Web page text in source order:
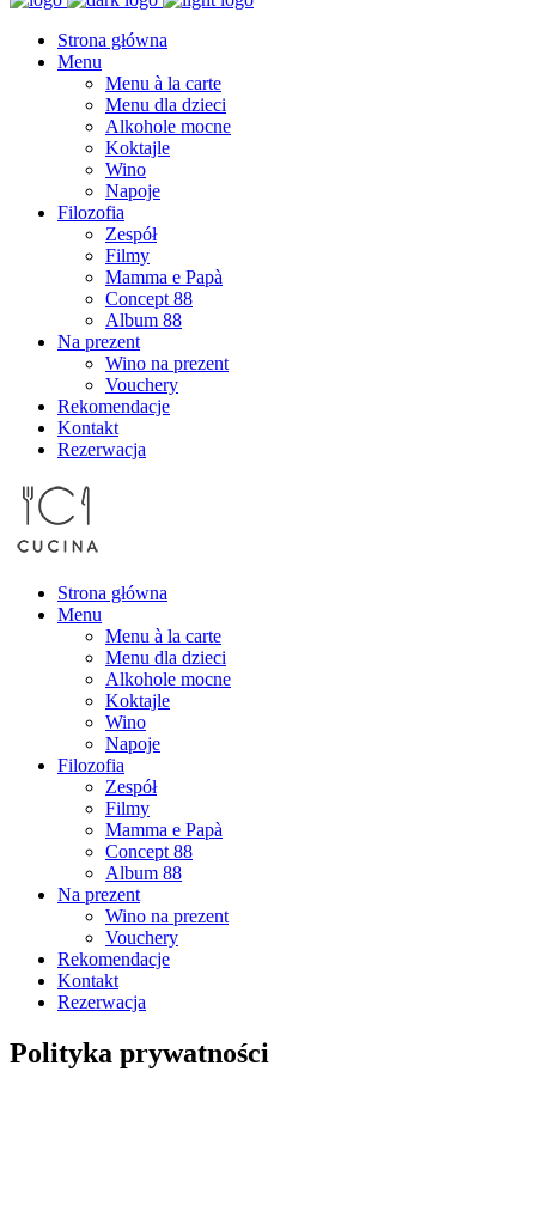
Strona główna
Menu
Menu à la carte
Menu dla dzieci
Alkohole mocne
Koktajle
Wino
Napoje
Filozofia
Zespół
Filmy
Mamma e Papà
Concept 88
Album 88
Na prezent
Wino na prezent
Vouchery
Rekomendacje
Kontakt
Rezerwacja
Strona główna
Menu
Menu à la carte
Menu dla dzieci
Alkohole mocne
Koktajle
Wino
Napoje
Filozofia
Zespół
Filmy
Mamma e Papà
Concept 88
Album 88
Na prezent
Wino na prezent
Vouchery
Rekomendacje
Kontakt
Rezerwacja
Polityka prywatności